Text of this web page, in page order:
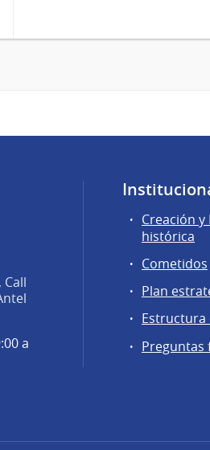
, Call
a
Creación y
histórica
Cometidos
Plan
Estructura
Preguntas